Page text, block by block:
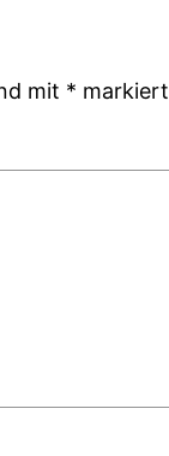
mit * markiert